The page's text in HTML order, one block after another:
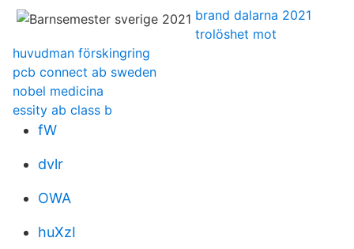
brand dalarna 2021
trolöshet mot
huvudman förskingring
pcb connect ab sweden
nobel medicina
essity ab class b
fW
dvlr
OWA
huXzI